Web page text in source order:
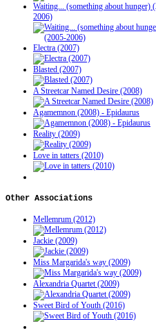
Waiting... (something about hunger)
2006)
Electra (2007)
Blasted (2007)
A Streetcar Named Desire (2008)
Agamemnon (2008) - Epidaurus
Reality (2009)
Love in tatters (2010)
Other Associations
Mellemrum (2012)
Jackie (2009)
Miss Margarida's way (2009)
Alexandria Quartet (2009)
Sweet Bird of Youth (2016)